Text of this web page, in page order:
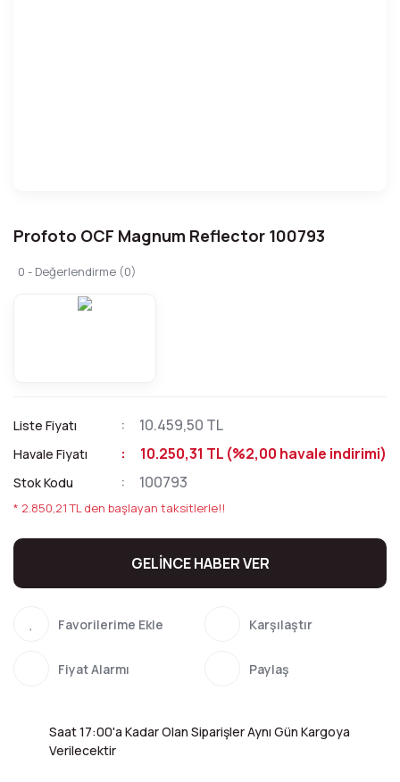
Profoto OCF Magnum Reflector 100793
0 - Değerlendirme (0)
Liste Fiyatı 10.459,50 TL
Havale Fiyatı 10.250,31 TL (%2,00 havale indirimi)
Stok Kodu 100793
* 2.850,21 TL den başlayan taksitlerle!!
GELİNCE HABER VER
Karşılaştır
Fiyat Alarmı Paylaş
Saat 17:00'a Kadar Olan Siparişler Aynı Gün Kargoya
Verilecektir